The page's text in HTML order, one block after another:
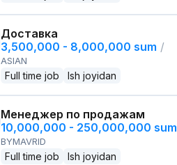
Доставка
3,500,000 - 8,000,000 sum /
ASIAN
Full time job Ish joyidan
Менеджер по продажам
10,000,000 - 250,000,000 sum
BYMAVRID
Full time job Ish joyidan